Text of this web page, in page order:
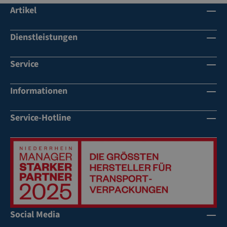
Artikel
Dienstleistungen
Service
Informationen
Service-Hotline
Social Media